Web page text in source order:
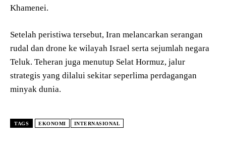
Khamenei.
Setelah peristiwa tersebut, Iran melancarkan serangan
rudal dan drone ke wilayah Israel serta sejumlah negara
Teluk. Teheran juga menutup Selat Hormuz, jalur
strategis yang dilalui sekitar seperlima perdagangan
minyak dunia.
TAGS EKONOMI INTERNASIONAL